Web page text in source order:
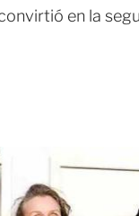
en la